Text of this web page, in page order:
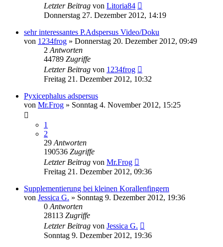
Letzter Beitrag von Litoria84
Donnerstag 27. Dezember 2012, 14:19
sehr interessantes P.Adspersus Video/Doku
von 1234frog » Donnerstag 20. Dezember 2012, 09:49
2 Antworten
44789 Zugriffe
Letzter Beitrag von 1234frog
Freitag 21. Dezember 2012, 10:32
Pyxicephalus adspersus
von Mr.Frog » Sonntag 4. November 2012, 15:25
1
2
29 Antworten
190536 Zugriffe
Letzter Beitrag von Mr.Frog
Freitag 21. Dezember 2012, 09:36
Supplementierung bei kleinen Korallenfingern
von Jessica G. » Sonntag 9. Dezember 2012, 19:36
0 Antworten
28113 Zugriffe
Letzter Beitrag von Jessica G.
Sonntag 9. Dezember 2012, 19:36